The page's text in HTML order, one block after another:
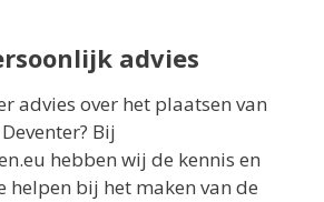
advies
advies over het plaatsen van
Bij
hebben wij de kennis en
helpen bij het maken van de